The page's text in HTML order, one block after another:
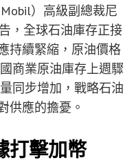
）高級副總裁尼
，全球石油庫存正接
持續緊縮，原油價格
商業原油庫存上週驟
同步增加，戰略石油
供應的擔憂。
打擊加幣